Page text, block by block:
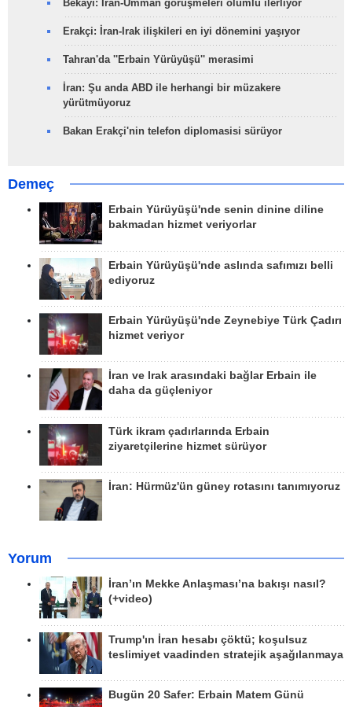
Bekayi: İran-Umman görüşmeleri olumlu ilerliyor
Erakçi: İran-Irak ilişkileri en iyi dönemini yaşıyor
Tahran'da ''Erbain Yürüyüşü'' merasimi
İran: Şu anda ABD ile herhangi bir müzakere
yürütmüyoruz
Bakan Erakçi'nin telefon diplomasisi sürüyor
Demeç
Erbain Yürüyüşü'nde senin dinine diline
bakmadan hizmet veriyorlar
Erbain Yürüyüşü'nde aslında safımızı belli
ediyoruz
Erbain Yürüyüşü'nde Zeynebiye Türk Çadırı
hizmet veriyor
İran ve Irak arasındaki bağlar Erbain ile
daha da güçleniyor
Türk ikram çadırlarında Erbain
ziyaretçilerine hizmet sürüyor
İran: Hürmüz'ün güney rotasını tanımıyoruz
Yorum
İran’ın Mekke Anlaşması’na bakışı nasıl?
(+video)
Trump'ın İran hesabı çöktü; koşulsuz
teslimiyet vaadinden stratejik aşağılanmaya
Bugün 20 Safer: Erbain Matem Günü